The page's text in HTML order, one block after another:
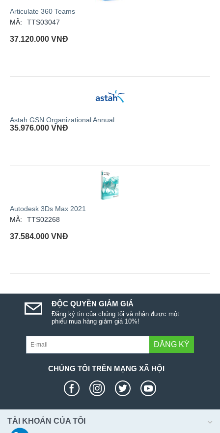
Articulate 360 Teams
MÃ:
TTS03047
37.120.000 VNĐ
Astah GSN Organizational Annual
35.976.000 VNĐ
Autodesk 3Ds Max 2021
MÃ:
TTS02268
37.584.000 VNĐ
ĐỘC QUYỀN GIẢM GIÁ
Đăng ký tin của chúng tôi và nhận được một
phiếu mua hàng giảm giá 10%!
ĐĂNG KÝ
CHÚNG TÔI TRÊN MẠNG XÃ HỘI
TÀI KHOẢN CỦA TÔI